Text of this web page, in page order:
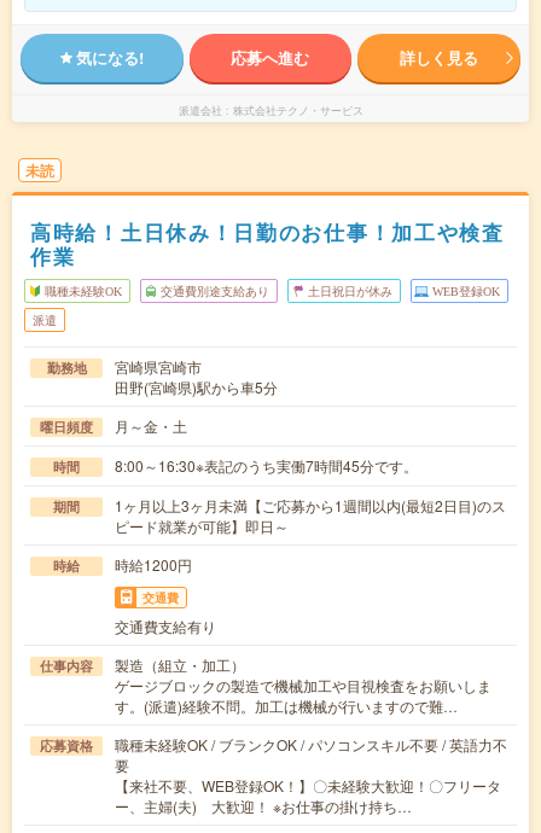
気になる! 応募へ進む 詳しく見る
派遣会社 株式会社テクノ・サービス
未読
高時給！土日休み！日勤のお仕事！加工や検査
作業
職種未経験OK 交通費別途支給あり 土日祝日が休み WEB登録OK
派遣
勤務地
宮崎県宮崎市
田野(宮崎県)駅から車5分
曜日頻度 月～金・土
時間 8:00～16:30※表記のうち実働7時間45分です。
期間
1ヶ月以上3ヶ月未満【ご応募から1週間以内(最短2日目)のス
ピード就業が可能】即日～
時給 時給1200円
交通費
交通費支給有り
仕事内容
製造（組立・加工）
ゲージブロックの製造で機械加工や目視検査をお願いしま
す。(派遣)経験不問。加工は機械が行いますので難…
応募資格
職種未経験OK / ブランクOK / パソコンスキル不要 / 英語力不
要
【来社不要、WEB登録OK！】〇未経験大歓迎！〇フリータ
ー、主婦(夫) 大歓迎！ ※お仕事の掛け持ち…